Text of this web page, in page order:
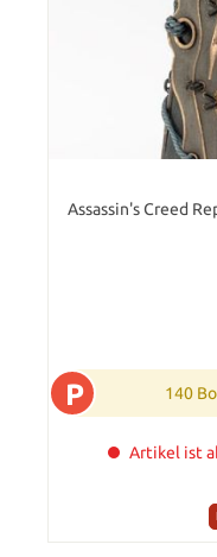
Assassin's Creed
P 140
Artikel ist